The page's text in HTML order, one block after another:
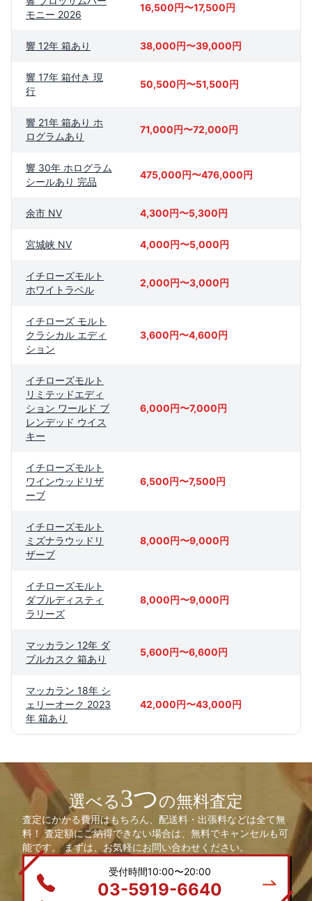
モニー 2026
16,500円〜17,500円
響 12年 箱あり 38,000円〜39,000円
響 17年 箱付き 現
行
50,500円〜51,500円
響 21年 箱あり ホ
ログラムあり
71,000円〜72,000円
響 30年 ホログラム
シールあり 完品
475,000円〜476,000円
余市 NV 4,300円〜5,300円
宮城峡 NV 4,000円〜5,000円
イチローズモルト
ホワイトラベル
2,000円〜3,000円
イチローズ モルト
クラシカル エディ
ション
3,600円〜4,600円
イチローズモルト
リミテッドエディ
ション ワールド ブ
レンデッド ウイス
キー
6,000円〜7,000円
イチローズモルト
ワインウッドリザ
ーブ
6,500円〜7,500円
イチローズモルト
ミズナラウッドリ
ザーブ
8,000円〜9,000円
イチローズモルト
ダブルディスティ
ラリーズ
8,000円〜9,000円
マッカラン 12年 ダ
ブルカスク 箱あり
5,600円〜6,600円
マッカラン 18年 シ
ェリーオーク 2023
年 箱あり
42,000円〜43,000円
選べる3つの無料査定
査定にかかる費用はもちろん、配送料・出張料などは全て無
料！ 査定額にご納得できない場合は、無料でキャンセルも可
能です。 まずは、お気軽にお問い合わせください。
受付時間10:00〜20:00
03-5919-6640